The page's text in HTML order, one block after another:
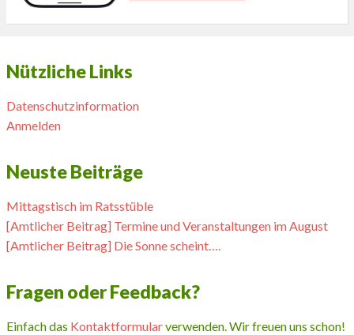
Nützliche Links
Datenschutzinformation
Anmelden
Neuste Beiträge
Mittagstisch im Ratsstüble
[Amtlicher Beitrag] Termine und Veranstaltungen im August
[Amtlicher Beitrag] Die Sonne scheint….
Fragen oder Feedback?
Einfach das Kontaktformularverwenden. Wir freuen uns schon!